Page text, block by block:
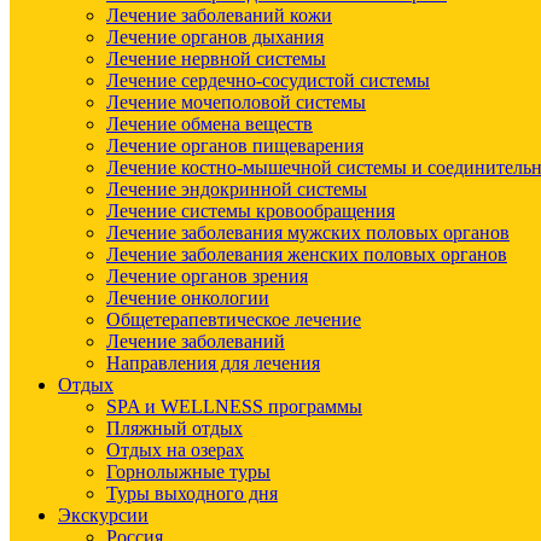
Лечение заболеваний кожи
Лечение органов дыхания
Лечение нервной системы
Лечение сердечно-сосудистой системы
Лечение мочеполовой системы
Лечение обмена веществ
Лечение органов пищеварения
Лечение костно-мышечной системы и
Лечение эндокринной системы
Лечение системы кровообращения
Лечение заболевания мужских половых органов
Лечение заболевания женских половых органов
Лечение органов зрения
Лечение онкологии
Общетерапевтическое лечение
Лечение заболеваний
Направления для лечения
Отдых
SPA и WELLNESS программы
Пляжный отдых
Отдых на озерах
Горнолыжные туры
Туры выходного дня
Экскурсии
Россия